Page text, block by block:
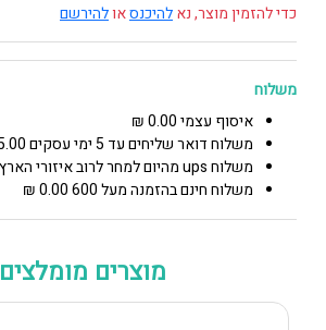
כדי להזמין מוצר, נאלהיכנסאולהירשם
משלוח
איסוף עצמי 0.00 ₪
משלוח דואר שליחים עד 5 ימי עסקים 25.00 ₪
משלוח ups מהיום למחר לרוב איזורי הארץ 50.00 ₪
משלוח חינם בהזמנה מעל 600 0.00 ₪
מוצרים מומלצים